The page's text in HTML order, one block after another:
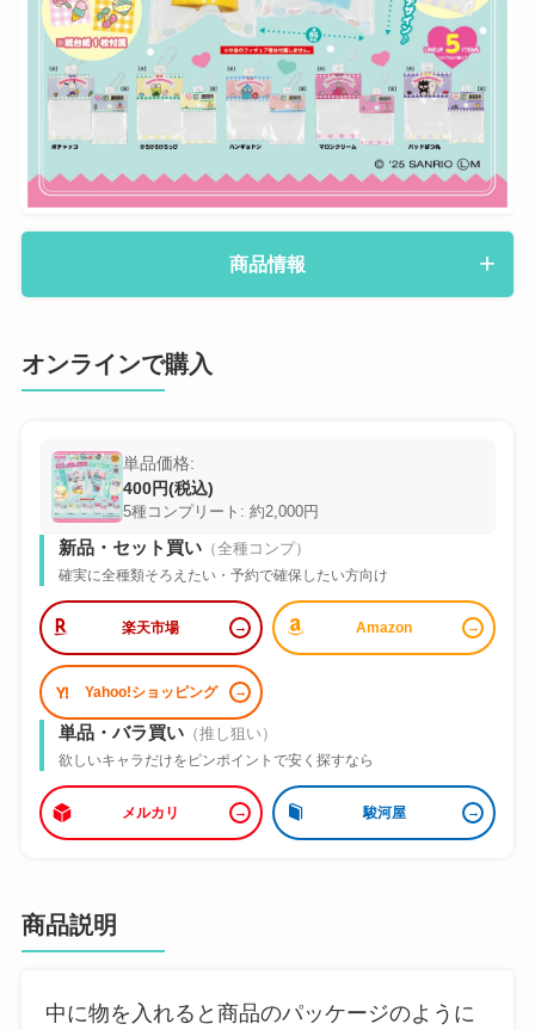
商品情報
オンラインで購入
単品価格:
400円(税込)
5種コンプリート: 約2,000円
新品・セット買い（全種コンプ）
確実に全種類そろえたい・予約で確保したい方向け
楽天市場 Amazon
Yahoo!ショッピング
単品・バラ買い（推し狙い）
欲しいキャラだけをピンポイントで安く探すなら
メルカリ 駿河屋
商品説明
中に物を入れると商品のパッケージのように